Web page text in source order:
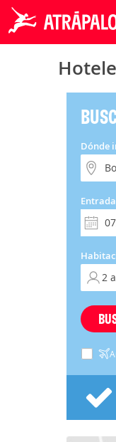
Dónde
Entrada